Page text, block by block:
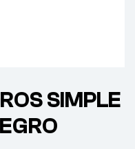
SIMPLE